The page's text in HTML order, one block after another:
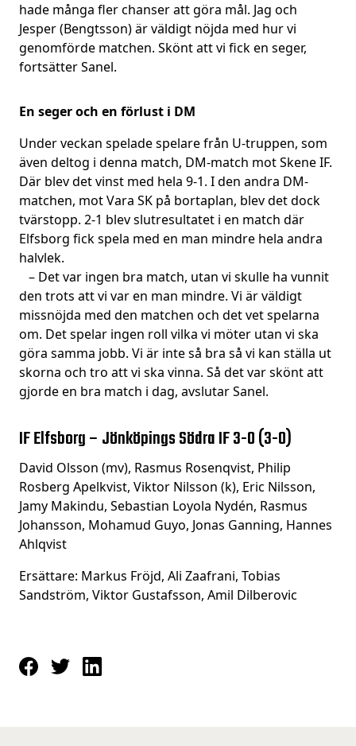
hade många fler chanser att göra mål. Jag och
Jesper (Bengtsson) är väldigt nöjda med hur vi
genomförde matchen. Skönt att vi fick en seger,
fortsätter Sanel.
En seger och en förlust i DM
Under veckan spelade spelare från U-truppen, som
även deltog i denna match, DM-match mot Skene IF.
Där blev det vinst med hela 9-1. I den andra DM-
matchen, mot Vara SK på bortaplan, blev det dock
tvärstopp. 2-1 blev slutresultatet i en match där
Elfsborg fick spela med en man mindre hela andra
halvlek.
– Det var ingen bra match, utan vi skulle ha vunnit
den trots att vi var en man mindre. Vi är väldigt
missnöjda med den matchen och det vet spelarna
om. Det spelar ingen roll vilka vi möter utan vi ska
göra samma jobb. Vi är inte så bra så vi kan ställa ut
skorna och tro att vi ska vinna. Så det var skönt att
gjorde en bra match i dag, avslutar Sanel.
IF Elfsborg – Jönköpings Södra IF 3-0 (3-0)
David Olsson (mv), Rasmus Rosenqvist, Philip
Rosberg Apelkvist, Viktor Nilsson (k), Eric Nilsson,
Jamy Makindu, Sebastian Loyola Nydén, Rasmus
Johansson, Mohamud Guyo, Jonas Ganning, Hannes
Ahlqvist
Ersättare: Markus Fröjd, Ali Zaafrani, Tobias
Sandström, Viktor Gustafsson, Amil Dilberovic